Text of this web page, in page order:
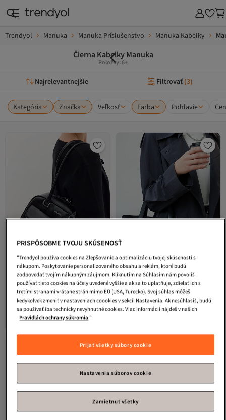
Trendyol Manuka Manuka Príslušenstvo Manuka Kabelky
Čierna Kabelky Manuka
Položky: 6+
Najrelevantnejšie Filtrovať (3)
Kategória Značka Veľkosť Farba Pohlavie
Manuka
RETRO TAŠKA S VRECKAMI
ČIERNA
4.7 ( 96)
Doručenie zdarma
99,
Manuka
URBAN TOTE TAŠKA
ČIERNA
4.4 (574 )
PRISPÔSOBME TVOJU SKÚSENOSŤ
"Trendyol používa cookies na Zlepšovanie a optimalizáciu tvojej skúsenosti s
nákupom. Poskytovanie personalizovaného obsahu a reklám, ktoré budú
zodpovedať tvojím nákupným záujmom. Kliknutím na Súhlasím nám povolíš
používať tieto cookies na účely uvedené vyššie a ak sa to uplatňuje, zdieľať ich s
tretími stranami vrátane strán mimo EÚ (USA, Turecko). Svoj súhlas môžeš
kedykoľvek zmeniť v nastaveniach coookies v sekcii Nastavenia. Ak nesúhlasíš, budú
sa používať iba technicky nevyhnutné cookies. Viac informácií nájdeš v našich
Pravidlách ochrany súkromia."
Prijať všetky súbory cookie
Nastavenia súborov cookie
Zamietnuť všetky